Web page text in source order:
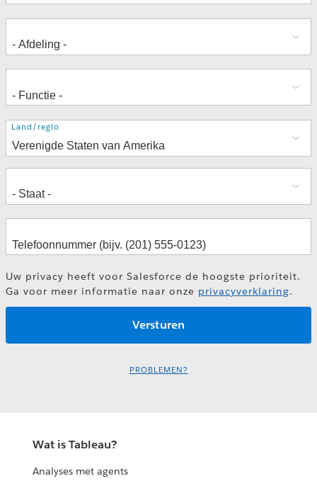
Adres
Land/regio
Uw privacy heeft voor Salesforce de hoogste prioriteit.
Ga voor meer informatie naar onze privacyverklaring.
PROBLEMEN?
Wat is Tableau?
Analyses met agents